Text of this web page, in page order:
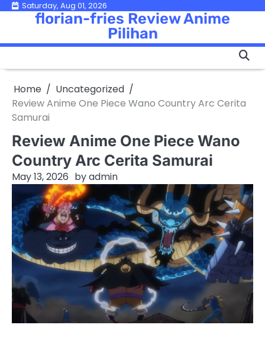
Skip Saturday, Aug 01, 2026
florian-fries Review Anime
Pilihan
Home
Uncategorized
Review Anime One Piece Wano Country Arc Cerita
Samurai
Review Anime One Piece Wano
Country Arc Cerita Samurai
May 13, 2026 byadmin